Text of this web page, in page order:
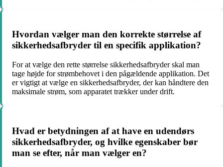
Hvordan vælger man den korrekte størrelse af
sikkerhedsafbryder til en specifik applikation?
For at vælge den rette størrelse sikkerhedsafbryder skal man
tage højde for strømbehovet i den pågældende applikation. Det
er vigtigt at vælge en sikkerhedsafbryder, der kan håndtere den
maksimale strøm, som apparatet trækker under drift.
Hvad er betydningen af at have en udendørs
sikkerhedsafbryder, og hvilke egenskaber bør
man se efter, når man vælger en?